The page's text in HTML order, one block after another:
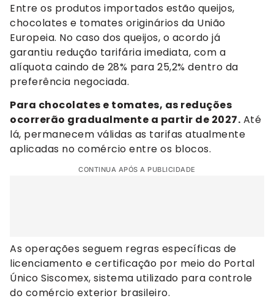
Entre os produtos importados estão queijos,
chocolates e tomates originários da União
Europeia. No caso dos queijos, o acordo já
garantiu redução tarifária imediata, com a
alíquota caindo de 28% para 25,2% dentro da
preferência negociada.
Para chocolates e tomates, as reduções
ocorrerão gradualmente a partir de 2027. Até
lá, permanecem válidas as tarifas atualmente
aplicadas no comércio entre os blocos.
CONTINUA APÓS A PUBLICIDADE
As operações seguem regras específicas de
licenciamento e certificação por meio do Portal
Único Siscomex, sistema utilizado para controle
do comércio exterior brasileiro.